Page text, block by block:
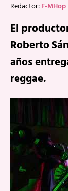
Redactor:F-MHop
El
Roberto
años
reggae.